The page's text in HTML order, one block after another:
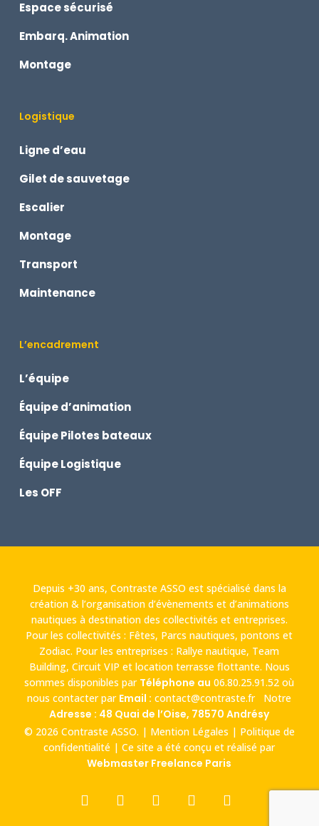
Espace sécurisé
Embarq. Animation
Montage
Logistique
Ligne d’eau
Gilet de sauvetage
Escalier
Montage
Transport
Maintenance
L’encadrement
L’équipe
Équipe d’animation
Équipe Pilotes bateaux
Équipe Logistique
Les OFF
Depuis +30 ans, Contraste ASSO est spécialisé dans la
création & l’organisation d’évènements et d’animations
nautiques à destination des collectivités et entreprises.
Pour les collectivités : Fêtes, Parcs nautiques, pontons et
Zodiac. Pour les entreprises : Rallye nautique, Team
Building, Circuit VIP et location terrasse flottante. Nous
sommes disponibles par Téléphone au 06.80.25.91.52 où
nous contacter par Email : contact@contraste.fr Notre
Adresse : 48 Quai de l’Oise, 78570 Andrésy
© 2026 Contraste ASSO. | Mention Légales | Politique de
confidentialité | Ce site a été conçu et réalisé par
Webmaster Freelance Paris
facebooklinkedin youtubephone email